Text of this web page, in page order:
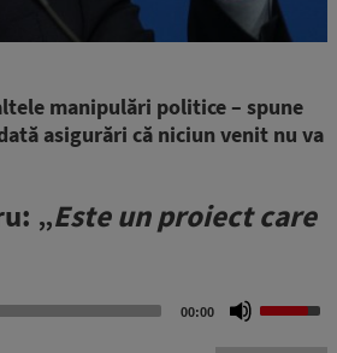
manipulări politice – spune
asigurări că niciun venit nu va
„Este un proiect care
00:00
Up/Down